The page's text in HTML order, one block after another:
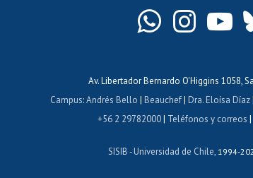
Av. Libertador Bernardo O'Higgins 1058,
Campus:Andrés Bello | Beauchef| Dra. Eloísa Díaz|
+56 2 29782000| Teléfonos y correos
SISIB -Universidad de Chile , 1994-